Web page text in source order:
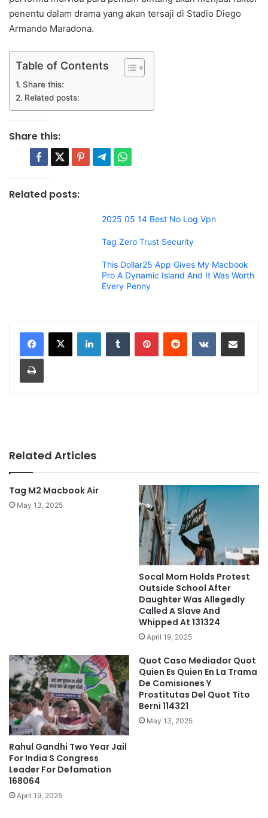
penentu dalam drama yang akan tersaji di Stadio Diego
Armando Maradona.
Table of Contents
Share this:
Related posts:
Share this:
Related posts:
2025 05 14 Best No Log Vpn
Tag Zero Trust Security
This Dollar25 App Gives My Macbook
Pro A Dynamic Island And It Was Worth
Every Penny
Related Articles
Tag M2 Macbook Air
May 13, 2025
Socal Mom Holds Protest
Outside School After
Daughter Was Allegedly
Called A Slave And
Whipped At 131324
April 19, 2025
Rahul Gandhi Two Year Jail
For India S Congress
Leader For Defamation
168064
April 19, 2025
Quot Caso Mediador Quot
Quien Es Quien En La Trama
De Comisiones Y
Prostitutas Del Quot Tito
Berni 114321
May 13, 2025